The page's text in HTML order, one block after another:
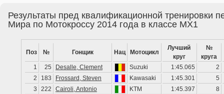
Результаты пред квалификационной тренировки
Мира по Мотокроссу 2014 года в классе MX1
Поз № Гонщик Нац Мотоцикл
Лучший
круг
№
круга
1
25 Desalle, Clement Suzuki 1:45.065
2
2
183 Frossard, Steven Kawasaki 1:45.301
5
3
222 Cairoli, Antonio KTM 1:45.397 8